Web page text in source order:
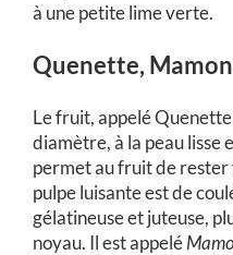
à une petite lime verte.
Quenette,
Le fruit, appelé
diamètre, à la peau lisse
permet au fruit de rester
pulpe luisante est de
gélatineuse et juteuse,
noyau. Il est appelé